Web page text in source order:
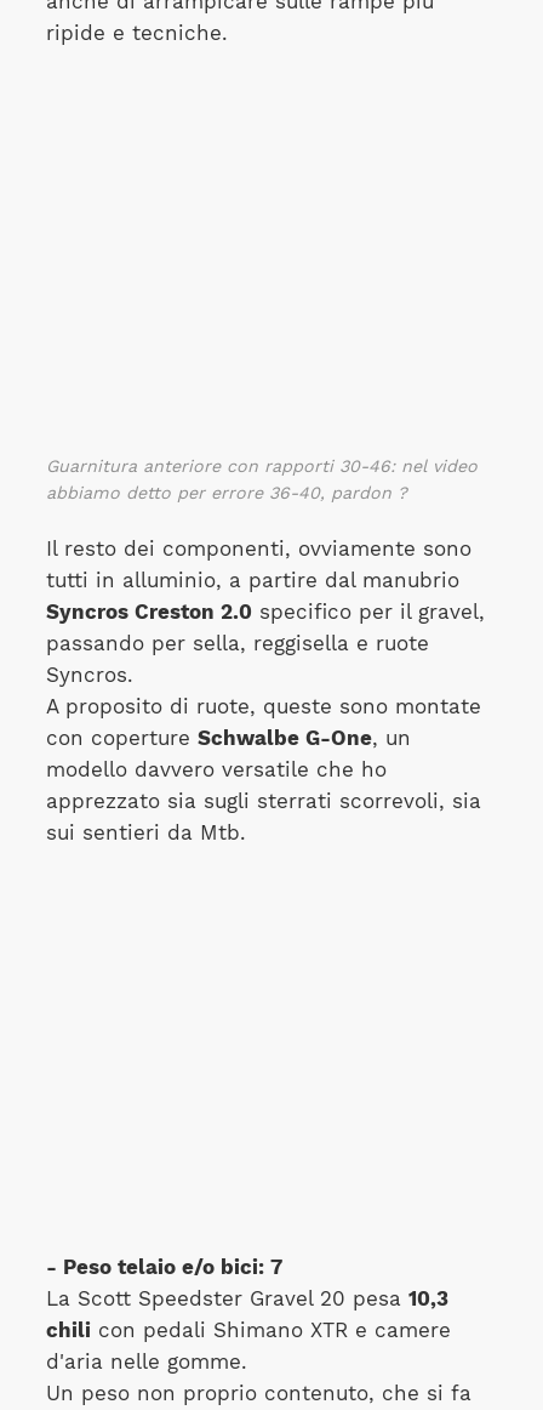
ripide e tecniche.
Guarnitura anteriore con rapporti 30-46: nel video
abbiamo detto per errore 36-40, pardon ?
Il resto dei componenti, ovviamente sono
tutti in alluminio, a partire dal manubrio
Syncros Creston 2.0 specifico per il gravel,
passando per sella, reggisella e ruote
Syncros.
A proposito di ruote, queste sono montate
con coperture Schwalbe G-One, un
modello davvero versatile che ho
apprezzato sia sugli sterrati scorrevoli, sia
sui sentieri da Mtb.
- Peso telaio e/o bici: 7
La Scott Speedster Gravel 20 pesa 10,3
chilicon pedali Shimano XTR e camere
d'aria nelle gomme.
Un peso non proprio contenuto, che si fa